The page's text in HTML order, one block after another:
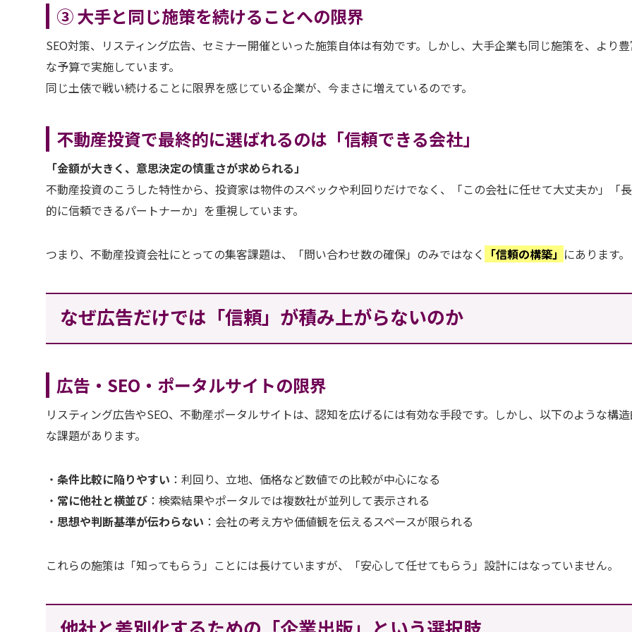
③ 大手と同じ施策を続けることへの限界
SEO対策、リスティング広告、セミナー開催といった施策自体は有効です。しかし、大手企業も同じ施策を、より
な予算で実施しています。
同じ土俵で戦い続けることに限界を感じている企業が、今まさに増えているのです。
不動産投資で最終的に選ばれるのは「信頼できる会社」
「金額が大きく、意思決定の慎重さが求められる」
不動産投資のこうした特性から、投資家は物件のスペックや利回りだけでなく、「この会社に任せて大丈夫か」「
的に信頼できるパートナーか」を重視しています。
つまり、不動産投資会社にとっての集客課題は、「問い合わせ数の確保」のみではなく 「信頼の構築」 にあります。
なぜ広告だけでは「信頼」が積み上がらないのか
広告・SEO・ポータルサイトの限界
リスティング広告やSEO、不動産ポータルサイトは、認知を広げるには有効な手段です。しかし、以下のような構
な課題があります。
・条件比較に陥りやすい ：利回り、立地、価格など数値での比較が中心になる
・ 常に他社と横並び ：検索結果やポータルでは複数社が並列して表示される
・思想や判断基準が伝わらない ：会社の考え方や価値観を伝えるスペースが限られる
これらの施策は「知ってもらう」ことには長けていますが、「安心して任せてもらう」設計にはなっていません。